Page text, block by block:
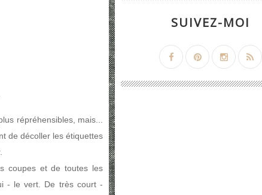
répréhensibles, mais...
de décoller les étiquettes
coupes et de toutes les
- le vert. De très court -
SUIVEZ-MOI